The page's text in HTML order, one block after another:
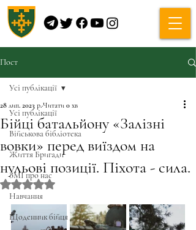
Пост
Усі публікації
Військова бібліотека
Життя Бригади
ЗМІ про нас
Навчання
Щоденник бійця
Усі публікації
Бійці батальйону «Залізні
вовки» перед виїздом на
нульові позиції. Піхота - сила.
28 лип. 2023 р.Читати 0 хв
Оцінка: NaN з 5 зірок.